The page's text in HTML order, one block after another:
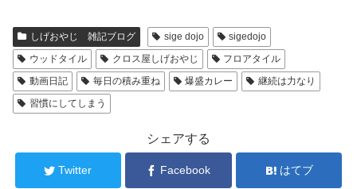
しげおやじ 雑記ブログ sige dojo
sigedojo
ウッドタイル
クロス屋しげおやじ
フロアタイル
動画日記
毎日の積み重ね 爆盛カレー
継続は力なり
習慣にしてしまう
シェアする
Twitter Facebook はてブ